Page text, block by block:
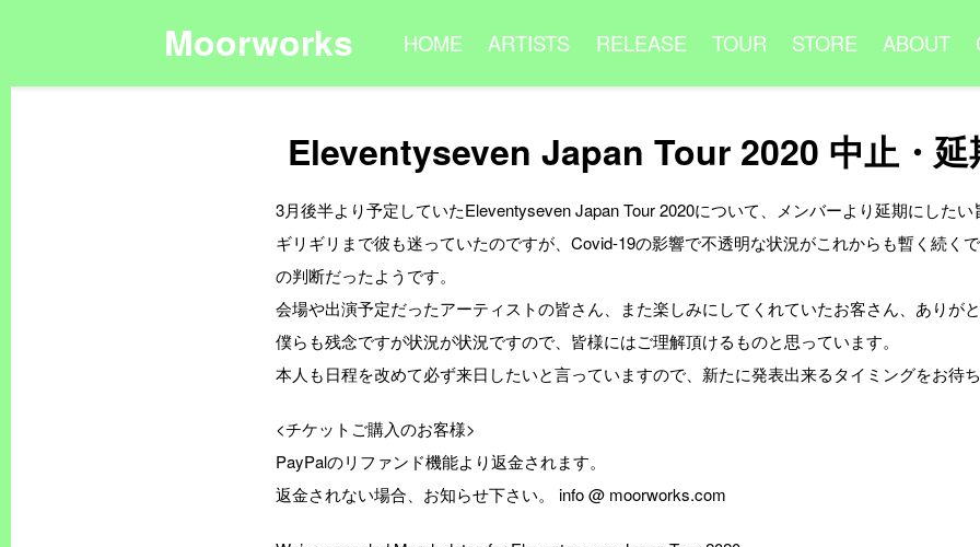
Moorworks HOME ARTISTS RELEASE TOUR STORE ABOUT
Eleventyseven Japan Tour 2020 中止・延
3月後半より予定していたEleventyseven Japan Tour 2020について、メンバーより延期にした
ギリギリまで彼も迷っていたのですが、Covid-19の影響で不透明な状況がこれからも暫く続く
の判断だったようです。
会場や出演予定だったアーティストの皆さん、また楽しみにしてくれていたお客さん、ありが
僕らも残念ですが状況が状況ですので、皆様にはご理解頂けるものと思っています。
本人も日程を改めて必ず来日したいと言っていますので、新たに発表出来るタイミングをお待
<チケットご購入のお客様>
PayPalのリファンド機能より返金されます。
返金されない場合、お知らせ下さい。 info @ moorworks.com